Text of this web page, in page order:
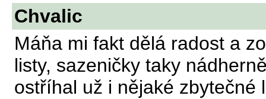
Chvalic
Máňa mi fakt dělá radost a
listy, sazeničky taky
ostříhal už i nějaké zbytečné